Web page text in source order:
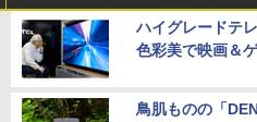
ハイグレードテ
色彩美で映画＆
鳥肌ものの「